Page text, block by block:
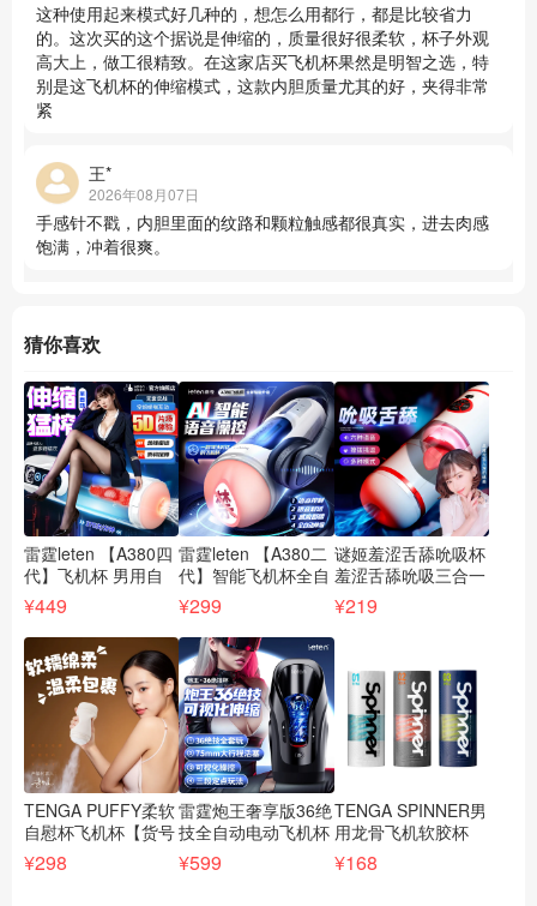
这种使用起来模式好几种的，想怎么用都行，都是比较省力
的。这次买的这个据说是伸缩的，质量很好很柔软，杯子外观
高大上，做工很精致。在这家店买飞机杯果然是明智之选，特
别是这飞机杯的伸缩模式，这款内胆质量尤其的好，夹得非常
紧
王*
2026年08月07日
手感针不戳，内胆里面的纹路和颗粒触感都很真实，进去肉感
饱满，冲着很爽。
猜你喜欢
雷霆leten 【A380四
代】飞机杯 男用自
慰器具锻炼抽插活塞
情趣用品【货号
XFJ9602】
¥449
雷霆leten 【A380二
代】智能飞机杯全自
动男用伸缩自慰器
智能对话【货号
XFJ9668】
¥299
谜姬羞涩舌舔吮吸杯
羞涩舌舔吮吸三合一
男生电动飞机杯【货
号XFJ8353】
¥219
TENGA PUFFY柔软
自慰杯飞机杯【货号
XFJ7789
棕/XFJ7790
¥298
雷霆炮王奢享版36绝
技全自动电动飞机杯
【货号FJ9679】
¥599
TENGA SPINNER男
用龙骨飞机软胶杯
吮旋吸典雅日本进口
【货号XFJ5718】
¥168